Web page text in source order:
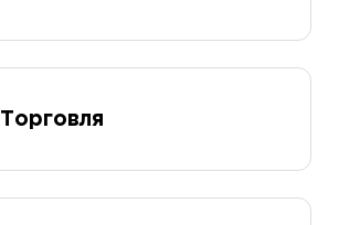
Торговля